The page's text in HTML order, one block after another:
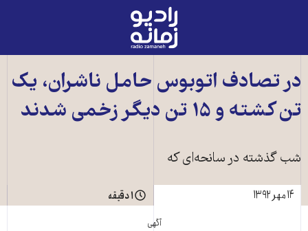
رادیو
زمانه
صفحه
اصلی
در تصادف اتوبوس حامل ناشران، یک
تن کشته و ۱۵ تن دیگر زخمی شدند
شب گذشته در سانحه‌ای که
۱۴ مهر ۱۳۹۲
۱ دقیقه
آگهی